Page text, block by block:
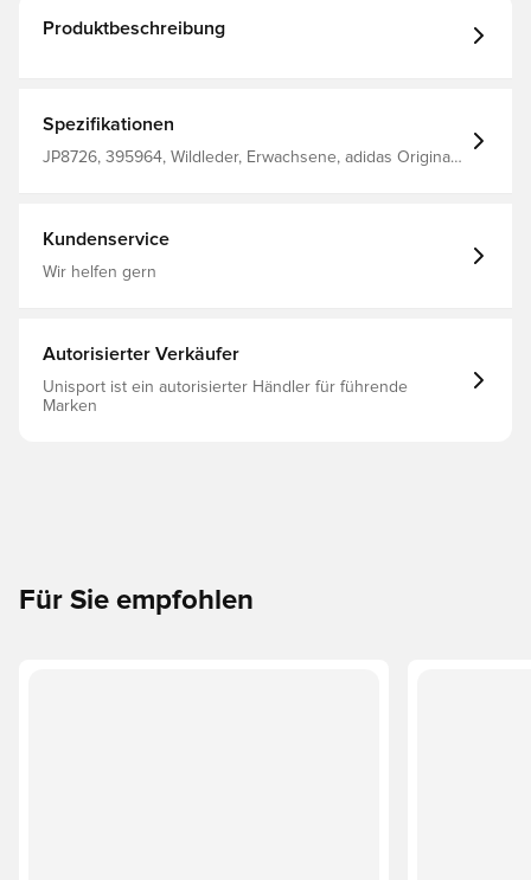
Produktbeschreibung
Spezifikationen
JP8726, 395964, Wildleder, Erwachsene, adidas Originals
Kundenservice
Wir helfen gern
Autorisierter Verkäufer
Unisport ist ein autorisierter Händler für führende
Marken
Für Sie empfohlen